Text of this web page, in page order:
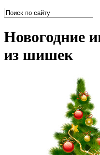
Новогодние
из шишек